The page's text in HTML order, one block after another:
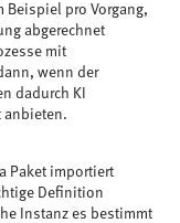
Beispiel pro Vorgang,
abgerechnet
mit
wenn der
dadurch KI
anbieten.
Paket importiert
Definition
Instanz es bestimmt